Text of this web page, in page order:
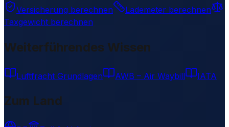
Versicherung berechnen
Lademeter berechnen
Taxgewicht berechnen
Weiterführendes Wissen
Luftfracht Grundlagen AWB – Air Waybill IATA
Zum Land